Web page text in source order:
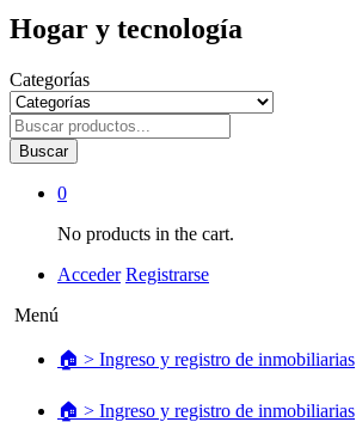
Hogar y tecnología
Categorías
Buscar
0
No products in the cart.
Acceder Registrarse
Menú
🏠 > Ingreso y registro de inmobiliarias
🏠 > Ingreso y registro de inmobiliarias